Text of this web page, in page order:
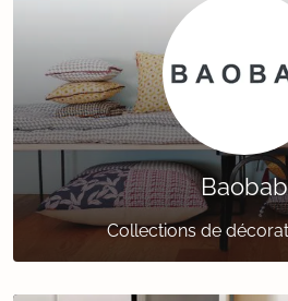
Baobab
Collections de